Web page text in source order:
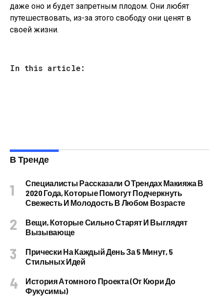
даже оно и будет запретным плодом. Они любят
путешествовать, из-за этого свободу они ценят в
своей жизни.
In this article:
В Тренде
Специалисты Рассказали О Трендах Макияжа В
2020 Года, Которые Помогут Подчеркнуть
Свежесть И Молодость В Любом Возрасте
Вещи, Которые Сильно Старят И Выглядят
Вызывающе
Прически На Каждый День За 5 Минут, 5
Стильных Идей
История Атомного Проекта (от Кюри До
Фукусимы)